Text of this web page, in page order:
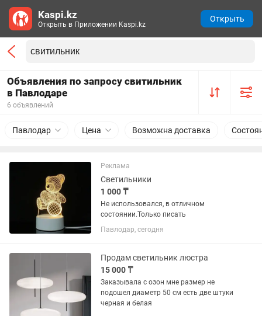
Объявления по запросу свитильник
в Павлодаре
6 объявлений
Павлодар Цена Возможна доставка
Реклама
Светильники
1 000 ₸
Не использовался, в отличном
состоянии.Только писать
Павлодар, сегодня
Продам светильник люстра
15 000 ₸
Заказывала с озон мне размер не
подошел диаметр 50 см есть две штуки
черная и белая
Kaspi.kz
Открыть в Приложении Kaspi.kz
Открыть